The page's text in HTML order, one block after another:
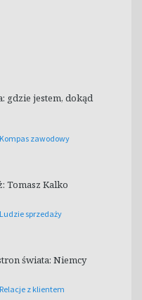
gdzie jestem, dokąd
Kompas zawodowy
Tomasz Kalko
Ludzie sprzedaży
świata: Niemcy
Relacje z klientem